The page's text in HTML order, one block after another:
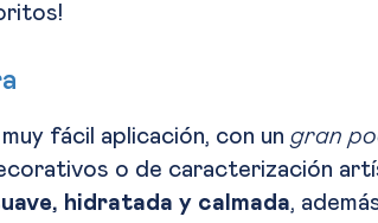
fácil aplicación, con un gran
o de caracterización
hidratada y calmada,